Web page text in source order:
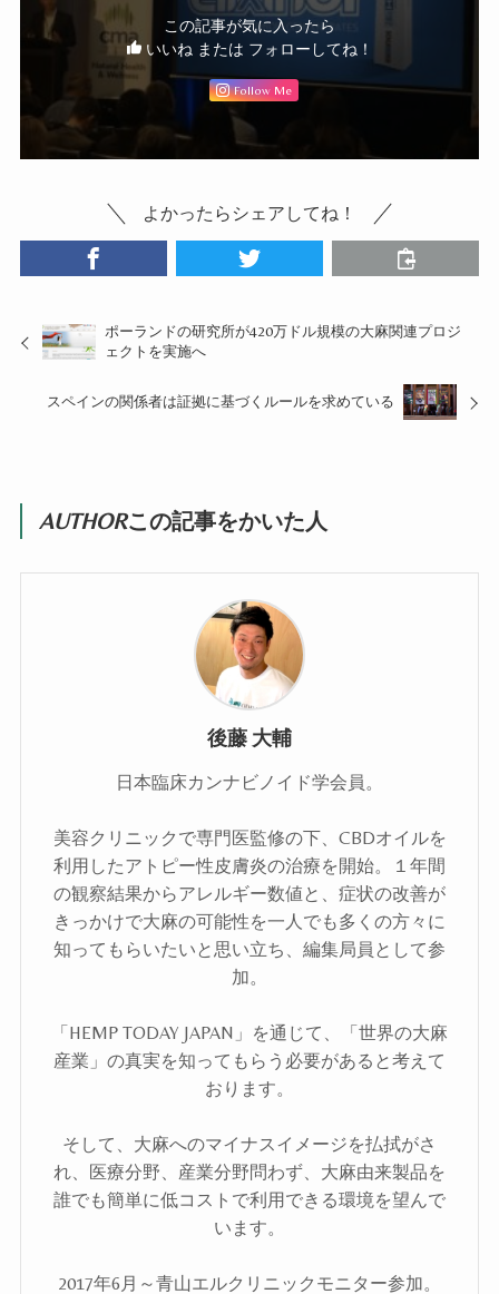
この記事が気に入ったら
いいね または フォローしてね！
Follow Me
よかったらシェアしてね！
ポーランドの研究所が420万ドル規模の大麻関連プロジ
ェクトを実施へ
スペインの関係者は証拠に基づくルールを求めている
AUTHORこの記事をかいた人
後藤 大輔
日本臨床カンナビノイド学会員。
美容クリニックで専門医監修の下、CBDオイルを
利用したアトピー性皮膚炎の治療を開始。１年間
の観察結果からアレルギー数値と、症状の改善が
きっかけで大麻の可能性を一人でも多くの方々に
知ってもらいたいと思い立ち、編集局員として参
加。
「HEMP TODAY JAPAN」を通じて、「世界の大麻
産業」の真実を知ってもらう必要があると考えて
おります。
そして、大麻へのマイナスイメージを払拭がさ
れ、医療分野、産業分野問わず、大麻由来製品を
誰でも簡単に低コストで利用できる環境を望んで
います。
2017年6月～青山エルクリニックモニター参加。